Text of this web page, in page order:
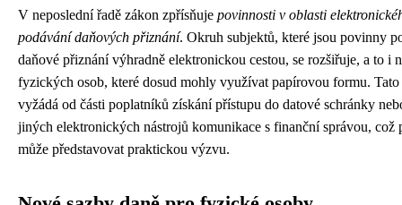
V neposlední řadě zákon zpřísňuje povinnosti v oblasti
podávání daňových přiznání. Okruh subjektů, které jsou povinny
daňové přiznání výhradně elektronickou cestou, se rozšiřuje, a to i
fyzických osob, které dosud mohly využívat papírovou formu. Tato
vyžádá od části poplatníků získání přístupu do datové schránky
jiných elektronických nástrojů komunikace s finanční správou, což
může představovat praktickou výzvu.